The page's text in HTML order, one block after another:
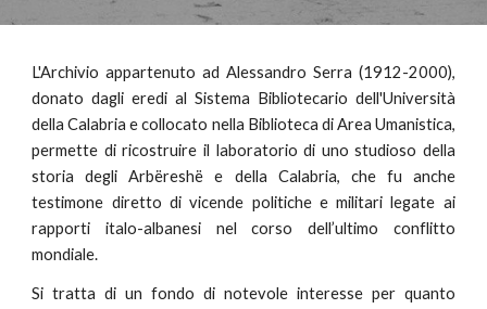
L'Archivio appartenuto ad Alessandro Serra (1912-2000),
donato dagli eredi al Sistema Bibliotecario dell'Università
della Calabria e collocato nella Biblioteca di Area Umanistica,
permette di ricostruire il laboratorio di uno studioso della
storia degli Arbëreshë e della Calabria, che fu anche
testimone diretto di vicende politiche e militari legate ai
rapporti italo-albanesi nel corso dell’ultimo conflitto
mondiale.
Si tratta di un fondo di notevole interesse per quanto